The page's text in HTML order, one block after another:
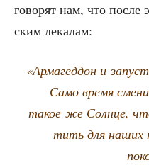
гово­рят нам, что после
ским лекалам:
«Арма­гед­дон и
Само вре­мя
такое же Солн­це,
тить для наших